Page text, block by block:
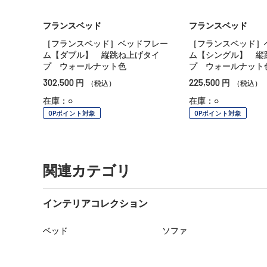
フランスベッド
［フランスベッド］ベッドフレー
ム【ダブル】 縦跳ね上げタイ
プ ウォールナット色
302,500 円 （税込）
在庫：○
OPポイント対象
フランスベッド
［フランスベッド
ム【シングル】 縦
プ ウォールナット
225,500 円 （税込）
在庫：○
OPポイント対象
関連カテゴリ
インテリアコレクション
ベッド ソファ